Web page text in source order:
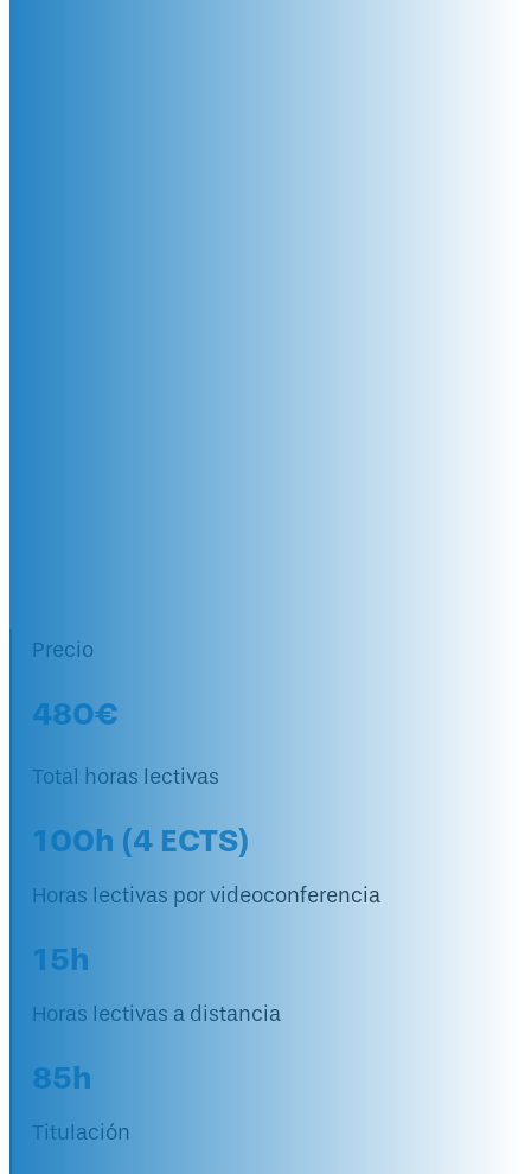
Precio
480€
Total horas lectivas
100h (4 ECTS)
Horas lectivas por videoconferencia
15h
Horas lectivas a distancia
85h
Titulación